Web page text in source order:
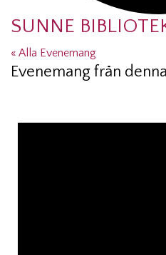
SUNNE
« Alla Evenemang
Evenemang från